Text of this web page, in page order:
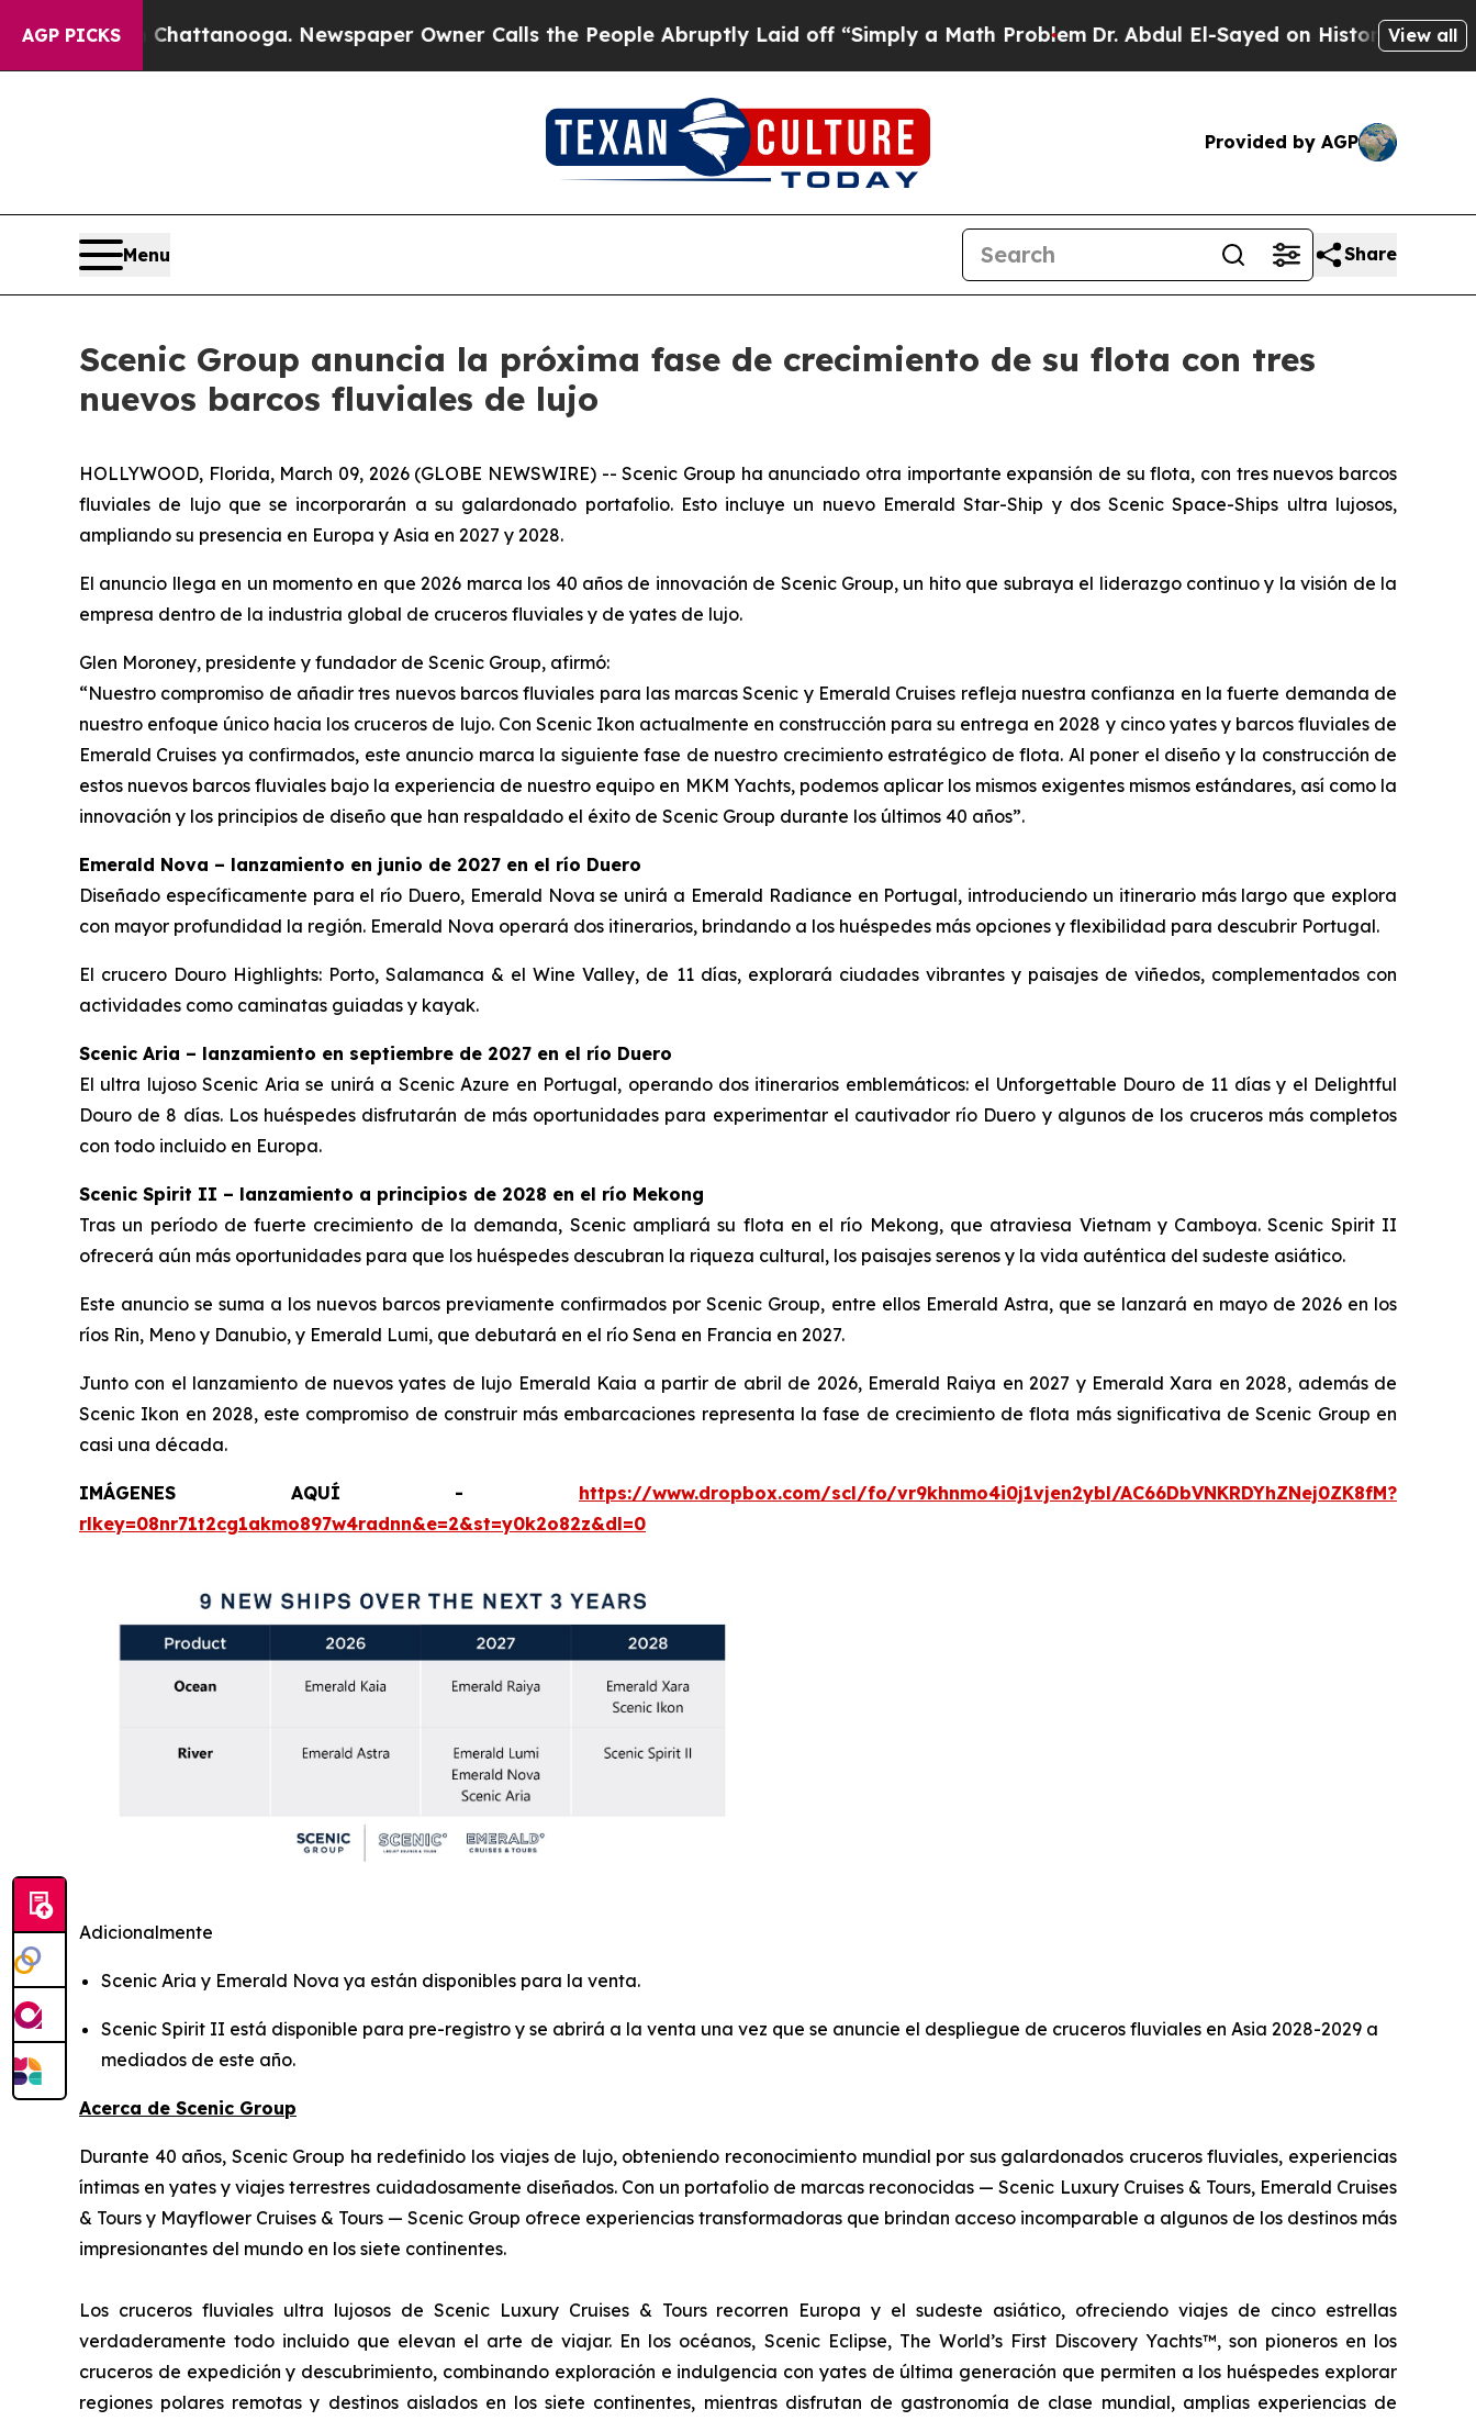
AGP PICKS
in Chattanooga. Newspaper Owner Calls the People Abruptly Laid off “Simply a Math ProblemDr. Abdul El-Sayed on Historic Michigan Win:
View all
Provided by AGP
Menu Share
Scenic Group anuncia la próxima fase de crecimiento de su flota con tres
nuevos barcos fluviales de lujo
HOLLYWOOD, Florida, March 09, 2026 (GLOBE NEWSWIRE) --Scenic Group ha anunciado otra importante expansión de su flota, con tres nuevos barcos
fluviales de lujo que se incorporarán a su galardonado portafolio. Esto incluye un nuevo Emerald Star-Ship y dos Scenic Space-Ships ultra lujosos,
ampliando su presencia en Europa y Asia en 2027 y 2028.
El anuncio llega en un momento en que 2026 marca los 40 años de innovación de Scenic Group, un hito que subraya el liderazgo continuo y la visión de la
empresa dentro de la industria global de cruceros fluviales y de yates de lujo.
Glen Moroney, presidente y fundador de Scenic Group, afirmó:
“Nuestro compromiso de añadir tres nuevos barcos fluviales para las marcas Scenic y Emerald Cruises refleja nuestra confianza en la fuerte demanda de
nuestro enfoque único hacia los cruceros de lujo. Con Scenic Ikon actualmente en construcción para su entrega en 2028 y cinco yates y barcos fluviales de
Emerald Cruises ya confirmados, este anuncio marca la siguiente fase de nuestro crecimiento estratégico de flota. Al poner el diseño y la construcción de
estos nuevos barcos fluviales bajo la experiencia de nuestro equipo en MKM Yachts, podemos aplicar los mismos exigentes mismos estándares, así como la
innovación y los principios de diseño que han respaldado el éxito de Scenic Group durante los últimos 40 años”.
Emerald Nova – lanzamiento en junio de 2027 en el río Duero
Diseñado específicamente para el río Duero, Emerald Nova se unirá a Emerald Radiance en Portugal, introduciendo un itinerario más largo que explora
con mayor profundidad la región. Emerald Nova operará dos itinerarios, brindando a los huéspedes más opciones y flexibilidad para descubrir Portugal.
El crucero Douro Highlights: Porto, Salamanca & el Wine Valley, de 11 días, explorará ciudades vibrantes y paisajes de viñedos, complementados con
actividades como caminatas guiadas y kayak.
Scenic Aria – lanzamiento en septiembre de 2027 en el río Duero
El ultra lujoso Scenic Aria se unirá a Scenic Azure en Portugal, operando dos itinerarios emblemáticos: el Unforgettable Douro de 11 díasy el Delightful
Douro de 8 días.Los huéspedes disfrutarán de más oportunidades para experimentar el cautivador río Duero y algunos de los cruceros más completos
con todo incluido en Europa.
Scenic Spirit II – lanzamiento a principios de 2028 en el río Mekong
Tras un período de fuerte crecimiento de la demanda, Scenic ampliará su flota en el río Mekong, que atraviesa Vietnam y Camboya.Scenic Spirit II
ofrecerá aún más oportunidades para que los huéspedes descubran la riqueza cultural, los paisajes serenos y la vida auténtica del sudeste asiático.
Este anuncio se suma a los nuevos barcos previamente confirmados por Scenic Group, entre ellosEmerald Astra, que se lanzará en mayo de 2026 en los
ríos Rin, Meno y Danubio, y Emerald Lumi, que debutará en el río Sena en Francia en 2027.
Junto con el lanzamiento de nuevos yates de lujo Emerald Kaia a partir de abril de 2026, Emerald Raiya en 2027 y Emerald Xara en 2028, además de
Scenic Ikon en 2028, este compromiso de construir más embarcaciones representa la fase de crecimiento de flota más significativa de Scenic Group en
casi una década.
IMÁGENES AQUÍ - https://www.dropbox.com/scl/fo/vr9khnmo4i0j1vjen2ybl/AC66DbVNKRDYhZNej0ZK8fM?
rlkey=08nr71t2cg1akmo897w4radnn&e=2&st=y0k2o82z&dl=0
Adicionalmente
Scenic Aria y Emerald Nova ya están disponibles para la venta.
Scenic Spirit II está disponible para pre-registro y se abrirá a la venta una vez que se anuncie el despliegue de cruceros fluviales en Asia 2028-2029 a
mediados de este año.
Acerca de Scenic Group
Durante 40 años, Scenic Group ha redefinido los viajes de lujo, obteniendo reconocimiento mundial por sus galardonados cruceros fluviales, experiencias
íntimas en yates y viajes terrestres cuidadosamente diseñados. Con un portafolio de marcas reconocidas — Scenic Luxury Cruises & Tours, Emerald Cruises
& Tours y Mayflower Cruises & Tours — Scenic Group ofrece experiencias transformadoras que brindan acceso incomparable a algunos de los destinos más
impresionantes del mundo en los siete continentes.
Los cruceros fluviales ultra lujosos de Scenic Luxury Cruises & Tours recorren Europa y el sudeste asiático, ofreciendo viajes de cinco estrellas
verdaderamente todo incluido que elevan el arte de viajar. En los océanos, Scenic Eclipse,The World’s First Discovery Yachts™, son pioneros en los
cruceros de expedición y descubrimiento, combinando exploración e indulgencia con yates de última generación que permiten a los huéspedes explorar
regiones polares remotas y destinos aislados en los siete continentes, mientras disfrutan de gastronomía de clase mundial, amplias experiencias de